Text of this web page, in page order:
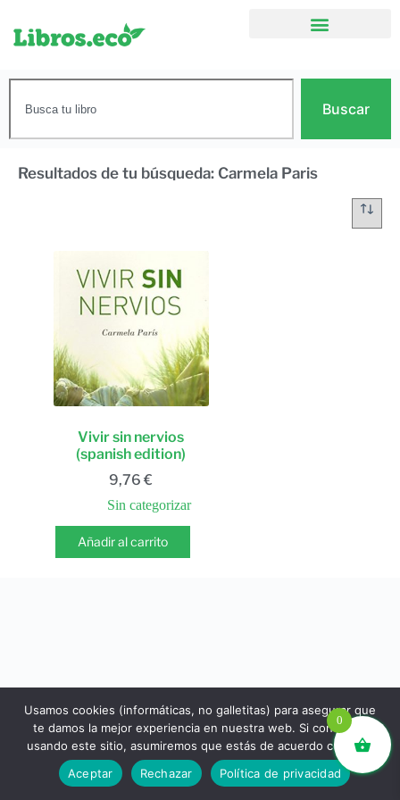
Buscar
Resultados de tu búsqueda: Carmela Paris
Vivir sin nervios
(spanish edition)
9,76€
Sin categorizar
Añadir al carrito
libros.eco © - Desde Barcelona para el mundo 💚 |
Devoluciones y reembolsos|Política de Privacidad
0
Usamos cookies (informáticas, no galletitas) para asegurar que
te damos la mejor experiencia en nuestra web. Si continúas
usando este sitio, asumiremos que estás de acuerdo con ello.
Aceptar
Rechazar Política de privacidad